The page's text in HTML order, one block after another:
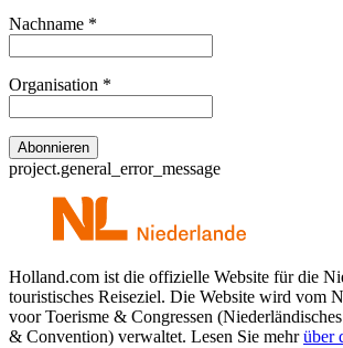
Nachname *
Organisation *
project.general_error_message
Holland.com ist die offizielle Website für die
touristisches Reiseziel. Die Website wird vom
voor Toerisme & Congressen
& Convention) verwaltet. Lesen Sie mehrüber